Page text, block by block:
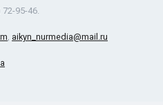
72-95-46.
, aikyn_nurmedia@mail.ru